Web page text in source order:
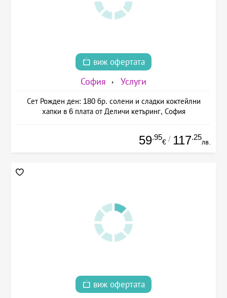
виж офертата
София Услуги
Сет Рожден ден: 180 бр. солени и сладки коктейлни
хапки в 6 плата от Деличи кетъринг, София
59.95
€ / 117.25
лв.
виж офертата